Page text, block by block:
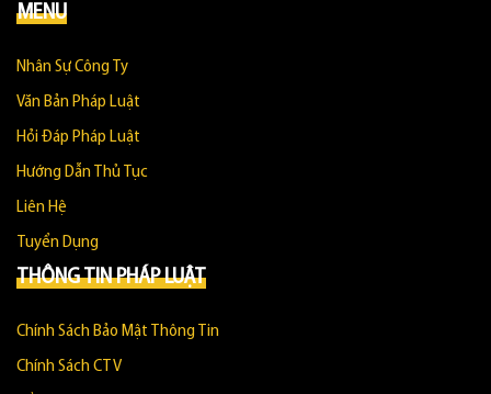
MENU
Nhân Sự Công Ty
Văn Bản Pháp Luật
Hỏi Đáp Pháp Luật
Hướng Dẫn Thủ Tục
Liên Hệ
Tuyển Dụng
THÔNG TIN PHÁP LUẬT
Chính Sách Bảo Mật Thông Tin
Chính Sách CTV